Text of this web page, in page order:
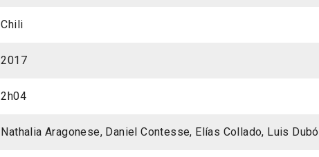
Chili
2017
2h04
Nathalia Aragonese, Daniel Contesse, Elías Collado, Luis Dubó